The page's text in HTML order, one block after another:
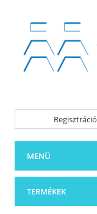
Regisztráció
MENÜ
TERMÉKEK